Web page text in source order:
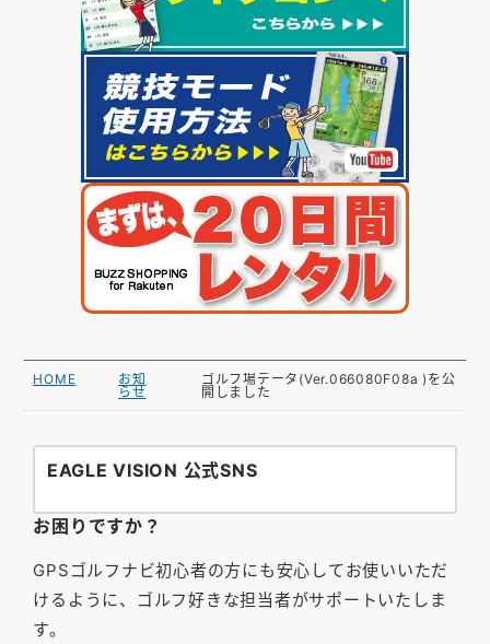
HOME
お知
らせ
ゴルフ場データ(Ver.066080F08a )を公
開しました
EAGLE VISION 公式SNS
お困りですか？
GPSゴルフナビ初心者の方にも安心してお使いいただ
けるように、ゴルフ好きな担当者がサポートいたしま
す。